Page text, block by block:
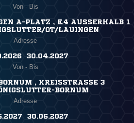
Von - Bis
A-PLATZ , K4 AUSSERHALB 1
OT/LAUINGEN
Adresse
30.04.2027
Von - Bis
, KREISSTRASSE 3
BORNUM
Adresse
30.06.2027